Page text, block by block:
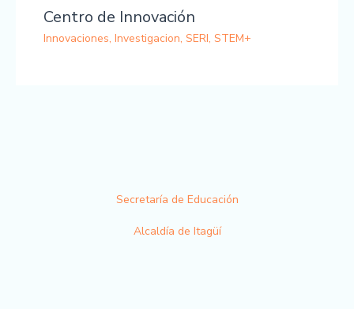
Centro de Innovación
Innovaciones, Investigacion, SERI, STEM+
Secretaría de Educación
Alcaldía de Itagüí